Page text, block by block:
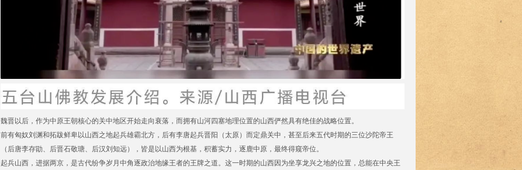
魏晋以后，作为中原王朝核心的关中地区开始走向衰落，而拥有山河四塞地理位置的山西俨然具有绝佳的战略位置。
前有匈奴刘渊和拓跋鲜卑以山西之地起兵雄霸北方，后有李唐起兵晋阳（太原）而定鼎关中，甚至后来五代时期的三位沙陀帝王
（后唐李存勖、后晋石敬瑭、后汉刘知远），皆是以山西为根基，积蓄实力，逐鹿中原，最终得窥帝位。
起兵山西，进据两京，是古代纷争岁月中角逐政治地缘王者的王牌之道。这一时期的山西因为坐享龙兴之地的位置，总能在中央王